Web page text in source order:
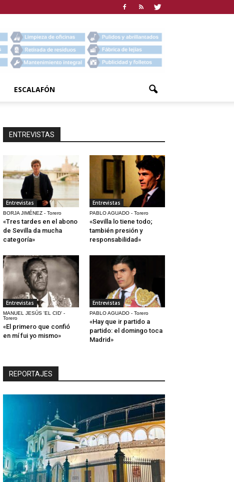
ESCALAFÓN
ENTREVISTAS
Entrevistas
BORJA JIMÉNEZ - Torero
«Tres tardes en el abono
de Sevilla da mucha
categoría»
Entrevistas
PABLO AGUADO - Torero
«Sevilla lo tiene todo;
también presión y
responsabilidad»
Entrevistas
MANUEL JESÚS 'EL CID' -
Torero
«El primero que confió
en mí fui yo mismo»
Entrevistas
PABLO AGUADO - Torero
«Hay que ir partido a
partido: el domingo toca
Madrid»
REPORTAJES